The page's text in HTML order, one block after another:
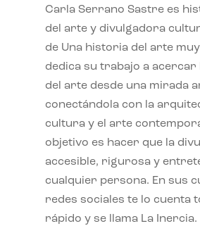
Carla Serrano Sastre es
del arte y divulgadora
de Una historia del arte
dedica su trabajo a acercar
del arte desde una mirada
conectándola con la
cultura y el arte
objetivo es hacer que la
accesible, rigurosa y
cualquier persona. En sus
redes sociales te lo cuenta
rápido y se llama La Inercia.